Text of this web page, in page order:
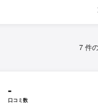
7 件
-
口コミ数